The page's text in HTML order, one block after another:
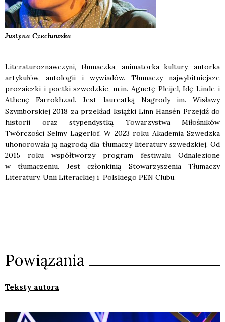
Justyna Czechowska
Literaturoznawczyni, tłumaczka, animatorka kultury, autorka
artykułów, antologii i wywiadów. Tłumaczy najwybitniejsze
prozaiczki i poetki szwedzkie, m.in. Agnetę Pleijel, Idę Linde i
Athenę Farrokhzad. Jest laureatką Nagrody im. Wisławy
Szymborskiej 2018 za przekład książki Linn Hansén Przejdź do
historii oraz stypendystką Towarzystwa Miłośników
Twórczości Selmy Lagerlöf. W 2023 roku Akademia Szwedzka
uhonorowała ją nagrodą dla tłumaczy literatury szwedzkiej. Od
2015 roku współtworzy program festiwalu Odnalezione
w tłumaczeniu. Jest członkinią Stowarzyszenia Tłumaczy
Literatury, Unii Literackiej i Polskiego PEN Clubu.
Powiązania
Teksty autora